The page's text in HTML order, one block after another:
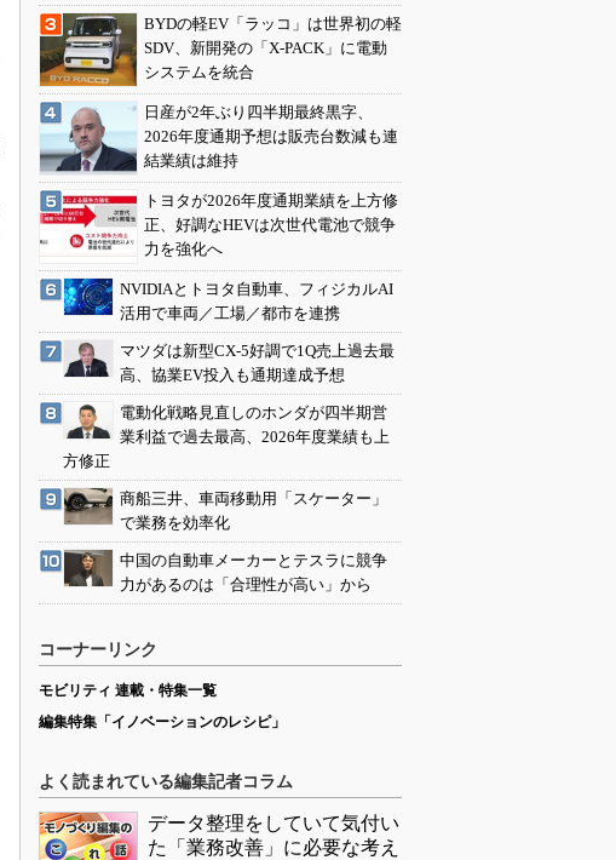
BYDの軽EV「ラッコ」は世界初の軽
SDV、新開発の「X-PACK」に電動
システムを統合
日産が2年ぶり四半期最終黒字、
2026年度通期予想は販売台数減も連
結業績は維持
トヨタが2026年度通期業績を上方修
正、好調なHEVは次世代電池で競争
力を強化へ
NVIDIAとトヨタ自動車、フィジカルAI
活用で車両／工場／都市を連携
マツダは新型CX-5好調で1Q売上過去最
高、協業EV投入も通期達成予想
電動化戦略見直しのホンダが四半期営
業利益で過去最高、2026年度業績も上
方修正
商船三井、車両移動用「スケーター」
で業務を効率化
中国の自動車メーカーとテスラに競争
力があるのは「合理性が高い」から
コーナーリンク
モビリティ 連載・特集一覧
編集特集「イノベーションのレシピ」
よく読まれている編集記者コラム
データ整理をしていて気付い
た「業務改善」に必要な考え